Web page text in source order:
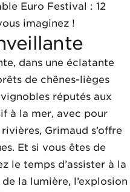
Euro Festival : 12
imaginez !
dans une éclatante
de chênes-lièges
réputés aux
à la mer, avec pour
Grimaud s’offre
Et si vous êtes de
le temps d’assister à la
la lumière, l’explosion